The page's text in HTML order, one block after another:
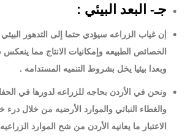
جـ- البعد البيئي :
ن غياب الزراعه سيؤدي حتما إلى التدهور
الخصائص الطبيعه وإمكانيات الانتاج مما
وبعدا بيئيا يخل بشروط التنميه المستدامه .
ونحن في الأردن بحاجه للزراعه لدورها في
والغطاء النباتي والموارد الأرضيه من خلال
الاعتبار ما يعانيه الأردن من شح الموارد